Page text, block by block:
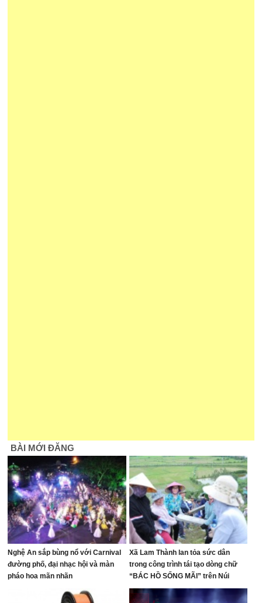
BÀI MỚI ĐĂNG
Nghệ An sắp bùng nổ với Carnival
đường phố, đại nhạc hội và màn
pháo hoa mãn nhãn
Xã Lam Thành lan tỏa sức dân
trong công trình tái tạo dòng chữ
“BÁC HỒ SỐNG MÃI” trên Núi
Nhón